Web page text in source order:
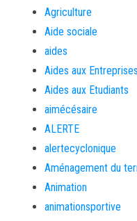
Agriculture
Aide sociale
aides
Aides aux Entreprises
Aides aux Etudiants
aimécésaire
ALERTE
alertecyclonique
Aménagement du
Animation
animationsportive